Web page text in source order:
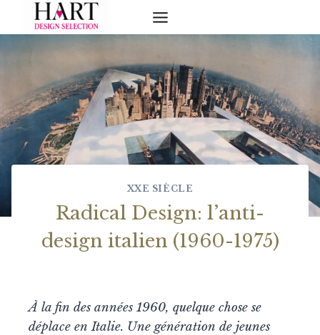
content
XXE SIÈCLE
Radical Design: l’anti-
design italien (1960-1975)
À la fin des années 1960, quelque chose se
déplace en Italie. Une génération de jeunes